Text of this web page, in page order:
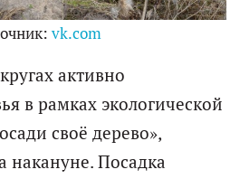
vk.com
активно
в рамках экологической
своё дерево»,
накануне. Посадка